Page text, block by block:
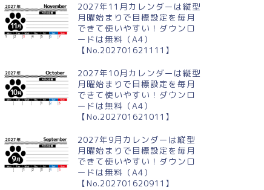
2027年11月カレンダーは縦型
月曜始まりで目標設定を毎月
できて使いやすい！ダウンロ
ードは無料（A4）
【No.202701621111】
2027年10月カレンダーは縦型
月曜始まりで目標設定を毎月
できて使いやすい！ダウンロ
ードは無料（A4）
【No.202701621011】
2027年9月カレンダーは縦型
月曜始まりで目標設定を毎月
できて使いやすい！ダウンロ
ードは無料（A4）
【No.202701620911】